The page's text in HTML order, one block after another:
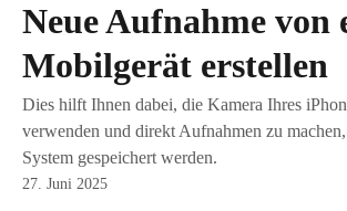
Neue Aufnahme von
Mobilgerät erstellen
Dies hilft Ihnen dabei, die Kamera Ihres
verwenden und direkt Aufnahmen zu
System gespeichert werden.
27. Juni 2025